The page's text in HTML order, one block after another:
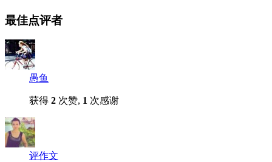
最佳点评者
愚鱼
获得 2 次赞, 1 次感谢
评作文